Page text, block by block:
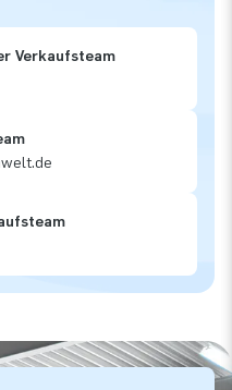
Verkaufsteam